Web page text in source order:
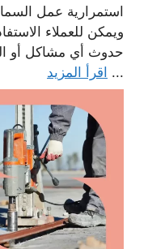
استمرارية عمل
ويمكن للعملاء
حدوث أي مشاكل أو
... اقرأ المزيد